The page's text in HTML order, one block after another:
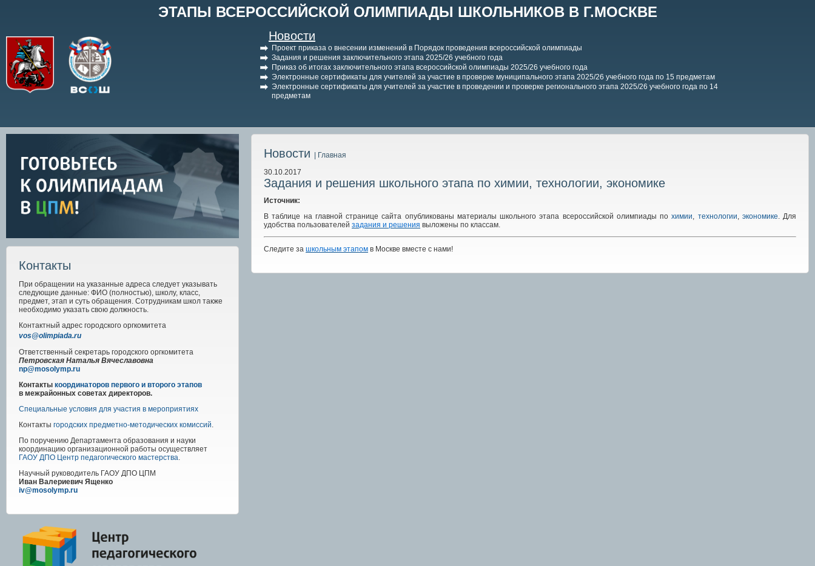
ЭТАПЫ ВСЕРОССИЙСКОЙ ОЛИМПИАДЫ ШКОЛЬНИКОВ В Г.МОСКВЕ
Новости
Проект приказа о внесении изменений в Порядок проведения всероссийской олимпиады
Задания и решения заключительного этапа 2025/26 учебного года
Приказ об итогах заключительного этапа всероссийской олимпиады 2025/26 учебного года
Электронные сертификаты для учителей за участие в проверке муниципального этапа 2025/26 учебного года по 15 предметам
Электронные сертификаты для учителей за участие в проведении и проверке регионального этапа 2025/26 учебного года по 14
предметам
Контакты
При обращении на указанные адреса следует указывать
следующие данные: ФИО (полностью), школу, класс,
предмет, этап и суть обращения. Сотрудникам школ также
необходимо указать свою должность.
Контактный адрес городского оргкомитета
vos@olimpiada.ru
Ответственный секретарь городского оргкомитета
Петровская Наталья Вячеславовна
np@mosolymp.ru
Контакты координаторов первого и второго этапов
в межрайонных советах директоров.
Специальные условия для участия в мероприятиях
Контакты городских предметно-методических комиссий.
По поручению Департамента образования и науки
координацию организационной работы осуществляет
ГАОУ ДПО Центр педагогического мастерства.
Научный руководитель ГАОУ ДПО ЦПМ
Иван Валериевич Ященко
iv@mosolymp.ru
Новости
| Главная
30.10.2017
Задания и решения школьного этапа по химии, технологии, экономике
Источник:
В таблице на главной странице сайта опубликованы материалы школьного этапа всероссийской олимпиады похимии, технологии, экономике. Для
удобства пользователей задания и решения выложены по классам.
Следите за школьным этапом в Москве вместе с нами!